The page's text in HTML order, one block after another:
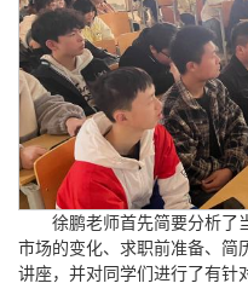
徐鹏老师首先简要分析了
市场的变化、求职前准备、简
讲座，并对同学们进行了有针